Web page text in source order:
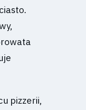
pizzerii,